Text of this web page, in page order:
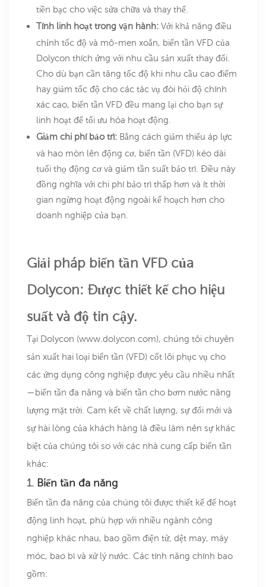
tiền bạc cho việc sửa chữa và thay thế.
Tính linh hoạt trong vận hành: Với khả năng điều
chỉnh tốc độ và mô-men xoắn, biến tần VFD của
Dolycon thích ứng với nhu cầu sản xuất thay đổi.
Cho dù bạn cần tăng tốc độ khi nhu cầu cao điểm
hay giảm tốc độ cho các tác vụ đòi hỏi độ chính
xác cao, biến tần VFD đều mang lại cho bạn sự
linh hoạt để tối ưu hóa hoạt động.
Giảm chi phí bảo trì: Bằng cách giảm thiểu áp lực
và hao mòn lên động cơ, biến tần (VFD) kéo dài
tuổi thọ động cơ và giảm tần suất bảo trì. Điều này
đồng nghĩa với chi phí bảo trì thấp hơn và ít thời
gian ngừng hoạt động ngoài kế hoạch hơn cho
doanh nghiệp của bạn.
Giải pháp biến tần VFD của
Dolycon: Được thiết kế cho hiệu
suất và độ tin cậy.
Tại Dolycon (www.dolycon.com), chúng tôi chuyên
sản xuất hai loại biến tần (VFD) cốt lõi phục vụ cho
các ứng dụng công nghiệp được yêu cầu nhiều nhất
—biến tần đa năng và biến tần cho bơm nước năng
lượng mặt trời. Cam kết về chất lượng, sự đổi mới và
sự hài lòng của khách hàng là điều làm nên sự khác
biệt của chúng tôi so với các nhà cung cấp biến tần
khác:
1. Biến tần đa năng
Biến tần đa năng của chúng tôi được thiết kế để hoạt
động linh hoạt, phù hợp với nhiều ngành công
nghiệp khác nhau, bao gồm điện tử, dệt may, máy
móc, bao bì và xử lý nước. Các tính năng chính bao
gồm: